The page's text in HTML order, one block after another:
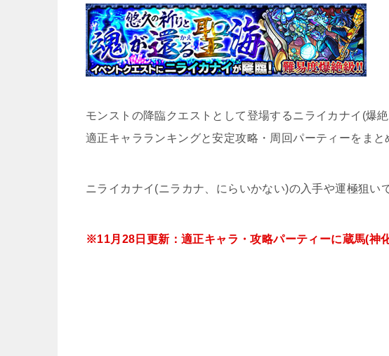
モンストの降臨クエストとして登場するニライカナイ(爆
適正キャラランキングと安定攻略・周回パーティーをまと
ニライカナイ(ニラカナ、にらいかない)の入手や運極狙い
※11月28日更新：適正キャラ・攻略パーティーに蔵馬(神